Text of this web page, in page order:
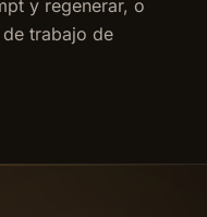
y regenerar, o
trabajo de